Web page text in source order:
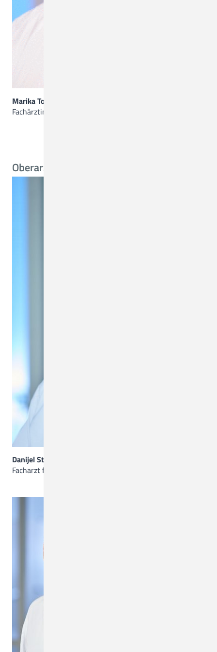
Marika Todua
Fachärztin für Innere Medizin
Oberarzt
Danijel Stevanovic
Facharzt für Innere Medizin und Pneumologie
Zentrum für Seelische Gesundheit
MVZ
MVZ Hasetal Löningen
Ärztliche Ansprechpartner/Zuweisungen